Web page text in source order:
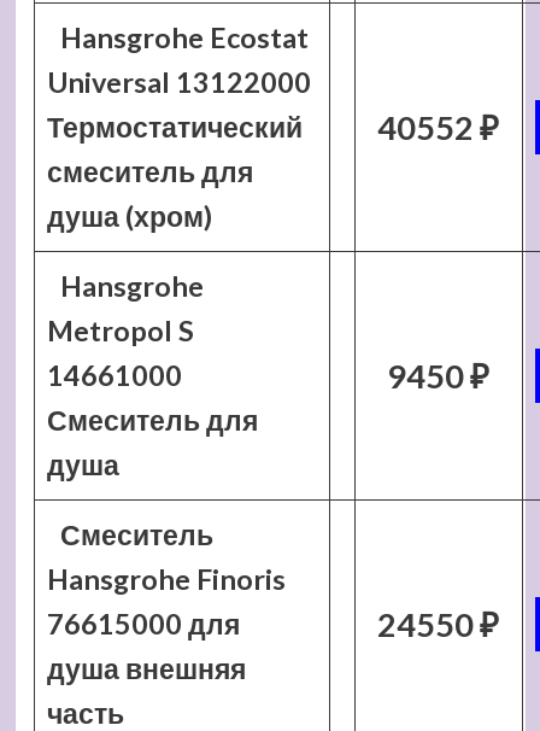
Hansgrohe Ecostat
Universal 13122000
Термостатический
смеситель для
душа (хром)
40552 ₽
Hansgrohe
Metropol S
14661000
Смеситель для
душа
9450 ₽
Смеситель
Hansgrohe Finoris
76615000 для
душа внешняя
часть
24550 ₽